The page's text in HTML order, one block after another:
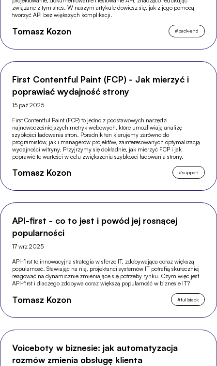
związane z tym stres. W naszym artykule dowiesz się, jak z jego pomocą
tworzyć API bez większych komplikacji.
Tomasz Kozon #back-end
First Contentful Paint (FCP) - Jak mierzyć i
poprawiać wydajność strony
15 paź 2025
First Contentful Paint (FCP) to jedno z podstawowych narzędzi
najnowocześniejszych metryk webowych, które umożliwiają analizę
szybkości ładowania stron. Poradnik ten kierujemy zarówno do
programistów, jak i managerów projektów, zainteresowanych optymalizacją
wydajności witryny. Przyjrzymy się dokładnie, jak mierzyć FCP i jak
poprawić te wartości w celu zwiększenia szybkości ładowania strony.
Tomasz Kozon #support
API-first - co to jest i powód jej rosnącej
popularności
17 wrz 2025
API-first to innowacyjna strategia w sferze IT, zdobywająca coraz większą
popularność. Stawiając na nią, projektanci systemów IT potrafią skuteczniej
reagować na dynamicznie zmieniające się potrzeby rynku. Czym więc jest
API-first i dlaczego zdobywa coraz większą popularność w biznesie IT?
Tomasz Kozon #fullstack
Voiceboty w biznesie: jak automatyzacja
rozmów zmienia obsługę klienta